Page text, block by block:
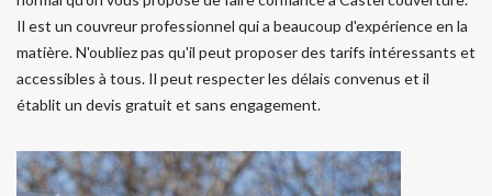
Il est un couvreur professionnel qui a beaucoup d'expérience en la
matière. N'oubliez pas qu'il peut proposer des tarifs intéressants et
accessibles à tous. Il peut respecter les délais convenus et il
établit un devis gratuit et sans engagement.